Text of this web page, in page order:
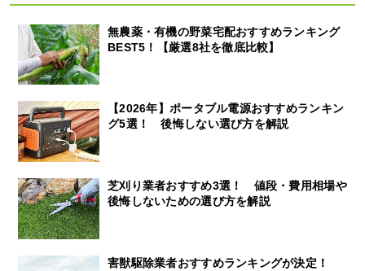
無農薬・有機の野菜宅配おすすめランキング
BEST5！【厳選8社を徹底比較】
【2026年】ポータブル電源おすすめランキン
グ5選！ 後悔しない選び方を解説
芝刈り業者おすすめ3選！ 値段・費用相場や
後悔しないための選び方を解説
害獣駆除業者おすすめランキングが決定！